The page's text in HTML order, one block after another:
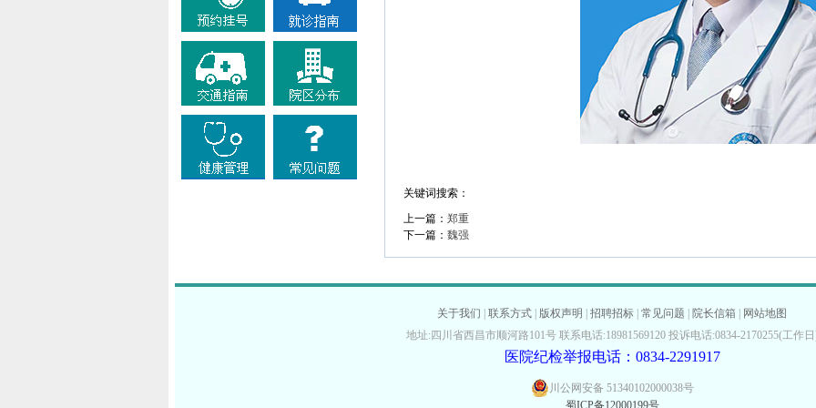
关键词搜索：
上一篇： 郑重
下一篇： 魏强
关于我们 联系方式 版权声明 招聘招标 常见问题 院长信箱
网站地图
地址:四川省西昌市顺河路101号 联系电话:18981569120 投诉电话:0834-2170255(工作
医院纪检举报电话：0834-2291917
川公网安备 51340102000038号
蜀ICP备12000199号